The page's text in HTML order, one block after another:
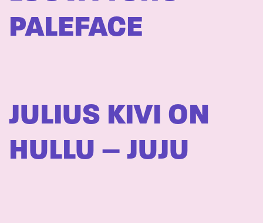
PALEFACE
JULIUS KIVI ON
HULLU – JUJU